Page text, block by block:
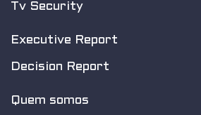
Tv Security
Executive Report
Decision Report
Quem somos